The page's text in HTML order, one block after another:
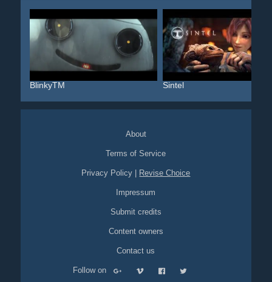
BlinkyTM Sintel
About
Terms of Service
Privacy Policy Revise Choice
Impressum
Submit credits
Content owners
Contact us
Follow on